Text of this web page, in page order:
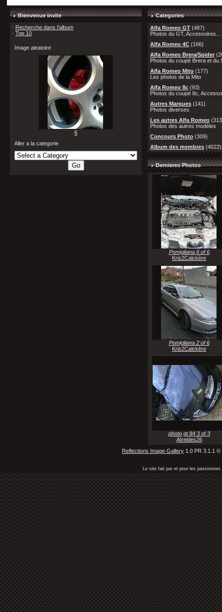
Bienvenue invite
· Recherche dans l'album
· Top 10
Image aleatoire
6
Aller a la categorie
Categories
Alfa Romeo GT (487)
Photos du GT, Accessoires...
Alfa Romeo 4C (166)
Alfa Romeo Brera/Spider
Photos du coupé Brera et du
Alfa Romeo Mito (177)
Les photos de la Mito
Alfa Romeo 8c (93)
Photos du coupé 8c,
Autres Marques (141)
Photos diverses
Les autres Alfa Romeo
Photos des autres modèles
Concours Photo (309)
Album des membres (4022)
Dernieres Photos
Pomigliana 6 of 6
Kris2Calckère
Pomigliana 2 of 6
Kris2Calckère
photo gt 84 3 of 3
Atreides26
Reflections Image Gallery 1.0 PR 3.1.1
Le site fait par et pour les